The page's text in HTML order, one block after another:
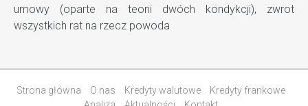
umowy (oparte na teorii dwóch kondykcji), zwrot
wszystkich rat na rzecz powoda
Strona główna O nas Kredyty walutowe
Kredyty frankowe